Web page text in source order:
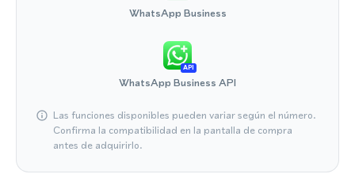
WhatsApp Business
API
WhatsApp Business API
Las funciones disponibles pueden variar según el número.
Confirma la compatibilidad en la pantalla de compra
antes de adquirirlo.